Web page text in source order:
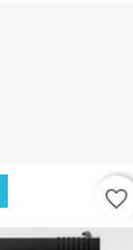
favorite_border